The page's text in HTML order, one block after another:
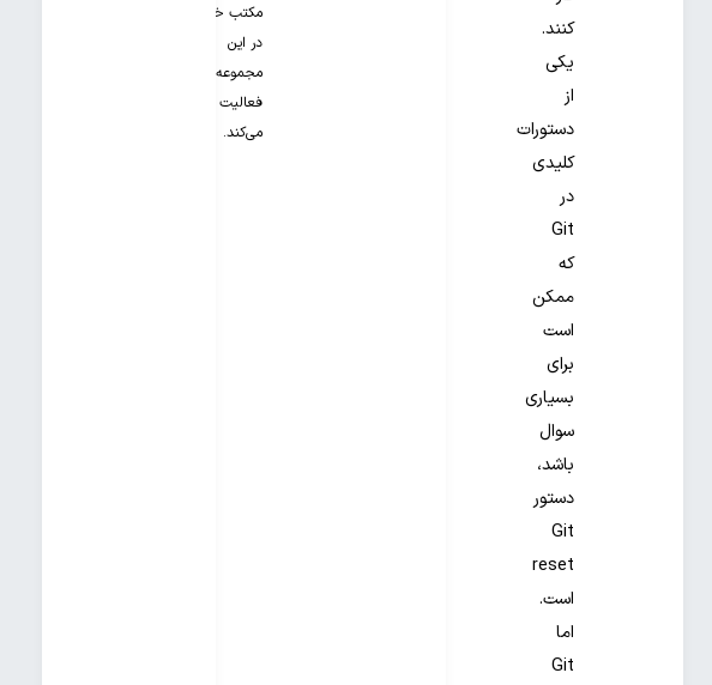
کنند.
یکی
از
دستورات
کلیدی
در
Git
که
ممکن
است
برای
بسیاری
سوال
باشد،
دستور
Git
reset
است.
اما
Git
مکتب خونه
در این
مجموعه
فعالیت
می‌کند.